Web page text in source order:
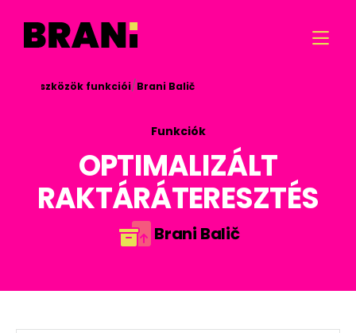

Eszközök funkciói/Brani Balič
Funkciók
OPTIMALIZÁLT
RAKTÁRÁTERESZTÉS
Brani Balič